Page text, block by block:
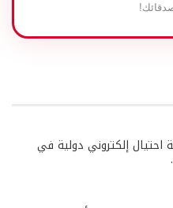
إلكتروني دولية في